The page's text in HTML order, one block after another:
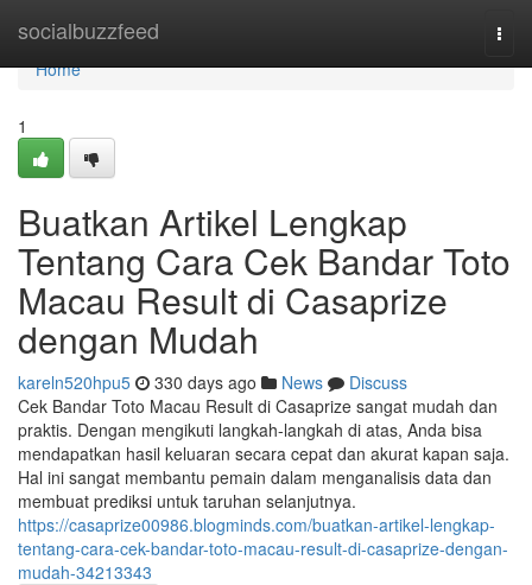
socialbuzzfeed
Home
Home
1
Buatkan Artikel Lengkap
Tentang Cara Cek Bandar Toto
Macau Result di Casaprize
dengan Mudah
kareln520hpu5 330 days ago News
Discuss
Cek Bandar Toto Macau Result di Casaprize sangat mudah dan
praktis. Dengan mengikuti langkah-langkah di atas, Anda bisa
mendapatkan hasil keluaran secara cepat dan akurat kapan saja.
Hal ini sangat membantu pemain dalam menganalisis data dan
membuat prediksi untuk taruhan selanjutnya.
https://casaprize00986.blogminds.com/buatkan-artikel-lengkap-
tentang-cara-cek-bandar-toto-macau-result-di-casaprize-dengan-
mudah-34213343